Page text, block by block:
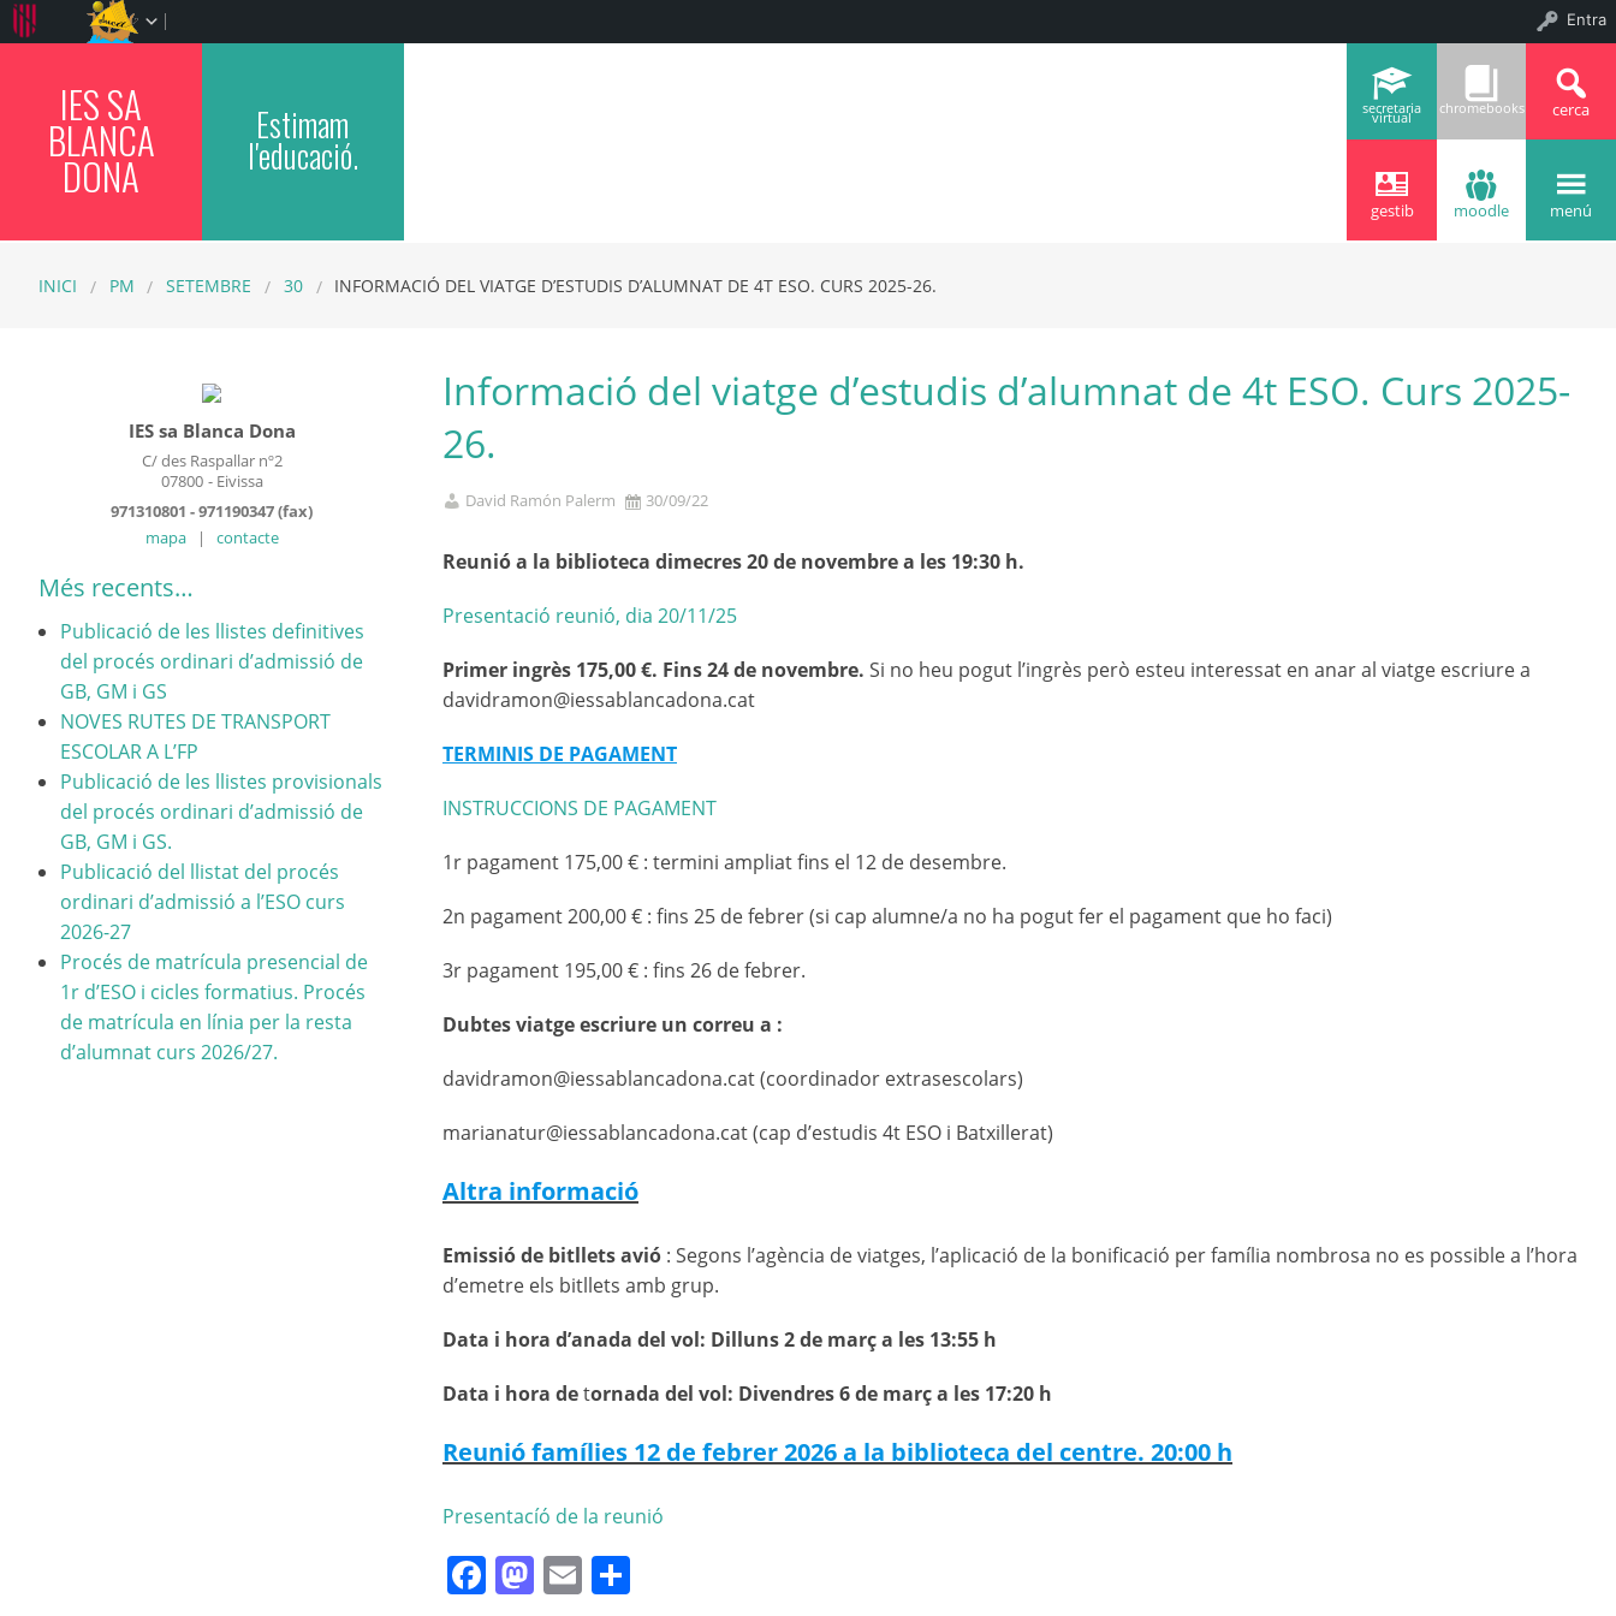
IES SA
BLANCA
DONA
Estimam
l'educació.
secretaria
virtual
chromebooks cerca
gestib moodle menú
INICI PM SETEMBRE 30 INFORMACIÓ DEL VIATGE D’ESTUDIS D’ALUMNAT DE 4T ESO. CURS 2025-26.
Informació del viatge d’estudis d’alumnat de 4t ESO. Curs 2025-
26.
David Ramón Palerm 30/09/22
Reunió a la biblioteca dimecres 20 de novembre a les 19:30 h.
Presentació reunió, dia 20/11/25
Primer ingrès 175,00 €. Fins 24 de novembre. Si no heu pogut l’ingrès però esteu interessat en anar al viatge escriure a
davidramon@iessablancadona.cat
TERMINIS DE PAGAMENT
INSTRUCCIONS DE PAGAMENT
1r pagament 175,00 € : termini ampliat fins el 12 de desembre.
2n pagament 200,00 € : fins 25 de febrer (si cap alumne/a no ha pogut fer el pagament que ho faci)
3r pagament 195,00 € : fins 26 de febrer.
Dubtes viatge escriure un correu a :
davidramon@iessablancadona.cat (coordinador extrasescolars)
marianatur@iessablancadona.cat (cap d’estudis 4t ESO i Batxillerat)
Altra informació
Emissió de bitllets avió : Segons l’agència de viatges, l’aplicació de la bonificació per família nombrosa no es possible a l’hora
d’emetre els bitllets amb grup.
Data i hora d’anada del vol: Dilluns 2 de març a les 13:55 h
Data i hora detornada del vol: Divendres 6 de març a les 17:20 h
Reunió famílies 12 de febrer 2026 a la biblioteca del centre. 20:00 h
Presentacíó de la reunió
Facebook
Mastodon
Email
IES sa Blanca Dona
C/ des Raspallar nº2
07800 - Eivissa
971310801 - 971190347 (fax)
mapa
| contacte
Més recents…
Publicació de les llistes definitives
del procés ordinari d’admissió de
GB, GM i GS
NOVES RUTES DE TRANSPORT
ESCOLAR A L’FP
Publicació de les llistes provisionals
del procés ordinari d’admissió de
GB, GM i GS.
Publicació del llistat del procés
ordinari d’admissió a l’ESO curs
2026-27
Procés de matrícula presencial de
1r d’ESO i cicles formatius. Procés
de matrícula en línia per la resta
d’alumnat curs 2026/27.
Entra